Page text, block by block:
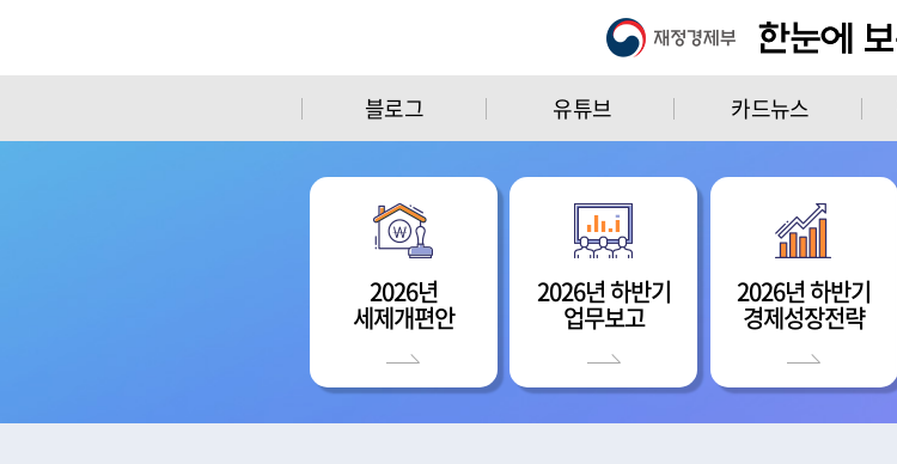
블로그 유튜브 카드뉴스
2026년
세제개편안
2026년 하반기
업무보고
2026년 하반기
경제성장전략